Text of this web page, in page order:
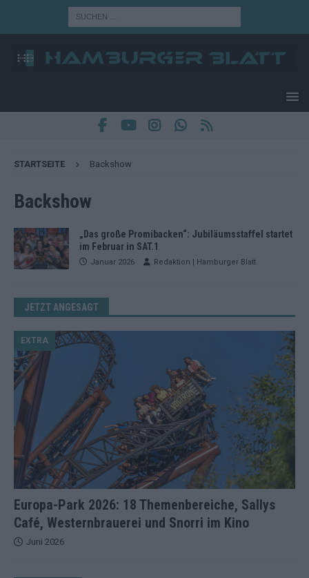
STARTSEITE Backshow
Backshow
„Das große Promibacken“: Jubiläumsstaffel startet
im Februar in SAT.1
Januar 2026 Redaktion | Hamburger Blatt
JETZT ANGESAGT
Europa-Park 2026: 18 Themenbereiche, Sallys
Café, Westernbrauerei und Snorri im Kino
EXTRA
Juni 2026